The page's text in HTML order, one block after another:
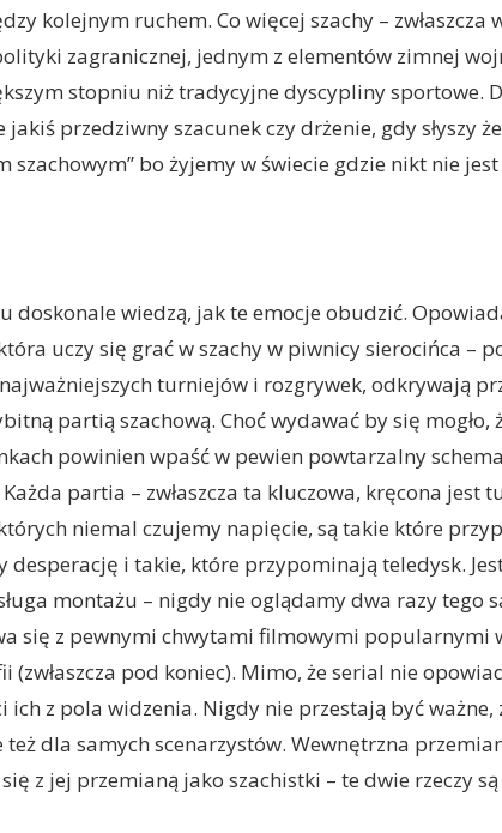
kolejnym ruchem. Co więcej szachy – zwłaszcza
zagranicznej, jednym z elementów zimnej
stopniu niż tradycyjne dyscypliny sportowe.
jakiś przedziwny szacunek czy drżenie, gdy słyszy
szachowym” bo żyjemy w świecie gdzie nikt nie
doskonale wiedzą, jak te emocje obudzić.
uczy się grać w szachy w piwnicy sierocińca –
turniejów i rozgrywek, odkrywają
partią szachową. Choć wydawać by się mogło,
powinien wpaść w pewien powtarzalny
partia – zwłaszcza ta kluczowa, kręcona jest
niemal czujemy napięcie, są takie które
desperację i takie, które przypominają teledysk.
montażu – nigdy nie oglądamy dwa razy tego
się z pewnymi chwytami filmowymi popularnymi
(zwłaszcza pod koniec). Mimo, że serial nie
ich z pola widzenia. Nigdy nie przestają być ważne,
dla samych scenarzystów. Wewnętrzna
z jej przemianą jako szachistki – te dwie rzeczy